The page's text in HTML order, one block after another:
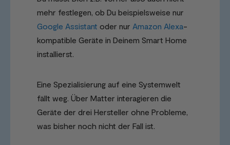
mehr festlegen, ob Du beispielsweise nur
Google Assistant oder nur Amazon Alexa-
kompatible Geräte in Deinem Smart Home
installierst.
Eine Spezialisierung auf eine Systemwelt
fällt weg. Über Matter interagieren die
Geräte der drei Hersteller ohne Probleme,
was bisher noch nicht der Fall ist.